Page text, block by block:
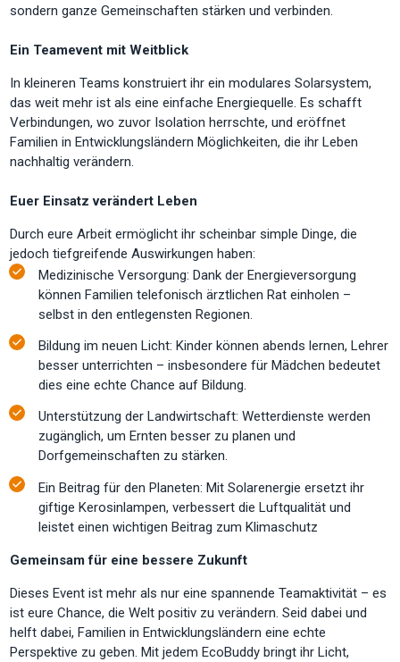
sondern ganze Gemeinschaften stärken und verbinden.
Ein Teamevent mit Weitblick
In kleineren Teams konstruiert ihr ein modulares Solarsystem,
das weit mehr ist als eine einfache Energiequelle. Es schafft
Verbindungen, wo zuvor Isolation herrschte, und eröffnet
Familien in Entwicklungsländern Möglichkeiten, die ihr Leben
nachhaltig verändern.
Euer Einsatz verändert Leben
Durch eure Arbeit ermöglicht ihr scheinbar simple Dinge, die
jedoch tiefgreifende Auswirkungen haben:
Medizinische Versorgung: Dank der Energieversorgung
können Familien telefonisch ärztlichen Rat einholen –
selbst in den entlegensten Regionen.
Bildung im neuen Licht: Kinder können abends lernen, Lehrer
besser unterrichten – insbesondere für Mädchen bedeutet
dies eine echte Chance auf Bildung.
Unterstützung der Landwirtschaft: Wetterdienste werden
zugänglich, um Ernten besser zu planen und
Dorfgemeinschaften zu stärken.
Ein Beitrag für den Planeten: Mit Solarenergie ersetzt ihr
giftige Kerosinlampen, verbessert die Luftqualität und
leistet einen wichtigen Beitrag zum Klimaschutz
Gemeinsam für eine bessere Zukunft
Dieses Event ist mehr als nur eine spannende Teamaktivität – es
ist eure Chance, die Welt positiv zu verändern. Seid dabei und
helft dabei, Familien in Entwicklungsländern eine echte
Perspektive zu geben. Mit jedem EcoBuddy bringt ihr Licht,